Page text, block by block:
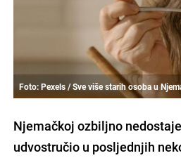
Foto: Pexels / Sve više starih osoba u
Njemačkoj ozbiljno
udvostručio u posljednjih